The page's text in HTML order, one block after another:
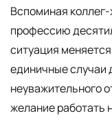
Вспоминая
профессию
ситуация
единичные случаи
неуважительного
желание работать